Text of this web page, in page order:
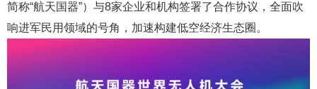
简称“航天国器”）与8家企业和机构签署了合作协议，全面吹
响进军民用领域的号角，加速构建低空经济生态圈。